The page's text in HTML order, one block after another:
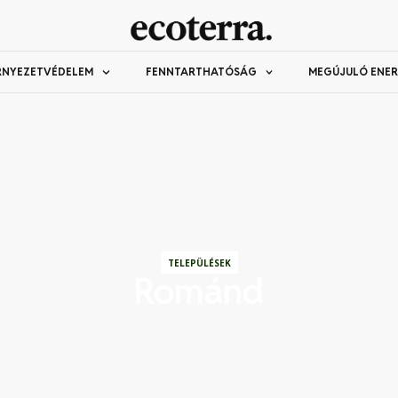
FENNTARTHATÓSÁG MEGÚJULÓ
TELEPÜLÉSEK